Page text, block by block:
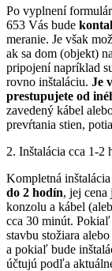
Po vyplnení
653 Vás bude
meranie. Je však
ak sa dom (objekt)
pripojení napríklad
rovno inštaláciu. Je
prestupujete od
zavedený kábel
prevŕtania stien,
2. Inštalácia cca 1-2
Kompletná
do 2 hodín, jej
konzolu a kábel
cca 30 minút. Pokiaľ
stavbu stožiara
a pokiaľ bude
účtujú podľa